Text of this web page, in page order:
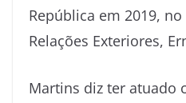
República em 2019,
Relações Exteriores,
Martins diz ter atuado